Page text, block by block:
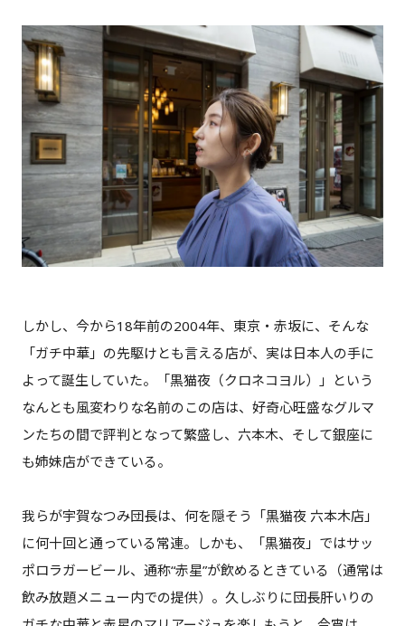
しかし、今から18年前の2004年、東京・赤坂に、そんな
「ガチ中華」の先駆けとも言える店が、実は日本人の手に
よって誕生していた。「黒猫夜（クロネコヨル）」という
なんとも風変わりな名前のこの店は、好奇心旺盛なグルマ
ンたちの間で評判となって繁盛し、六本木、そして銀座に
も姉妹店ができている。
我らが宇賀なつみ団長は、何を隠そう「黒猫夜 六本木店」
に何十回と通っている常連。しかも、「黒猫夜」ではサッ
ポロラガービール、通称“赤星”が飲めるときている（通常は
飲み放題メニュー内での提供）。久しぶりに団長肝いりの